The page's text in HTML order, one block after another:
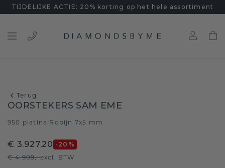
TIJDELIJKE ACTIE: 20% korting op het hele assortiment
Terug
OORSTEKERS SAM EME
950 platina Robijn 7x5 mm
€ 3.927,20 -20 %
€ 4.909,-excl. BTW